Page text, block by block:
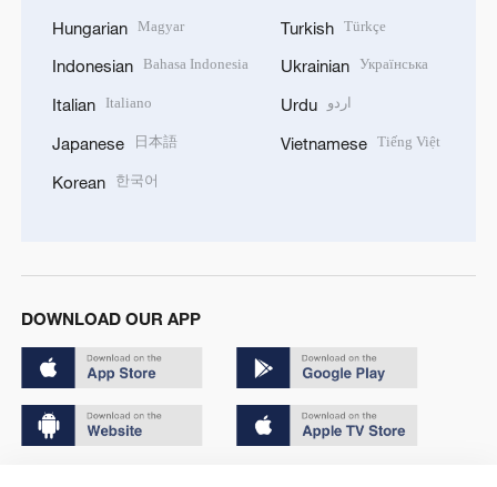
Hungarian Magyar
Indonesian Bahasa Indonesia
Italian Italiano
Japanese 日本語
Korean 한국어
Turkish Türkçe
Ukrainian Українська
Urdu اردو
Vietnamese Tiếng Việt
DOWNLOAD OUR APP